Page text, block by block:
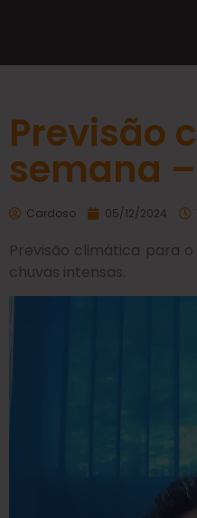
Previsão
semana
Cardoso 05/12/2024
Previsão climática para
chuvas intensas.